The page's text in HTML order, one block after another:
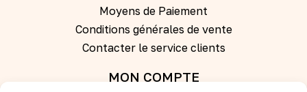
Moyens de Paiement
Conditions générales de vente
Contacter le service clients
MON COMPTE